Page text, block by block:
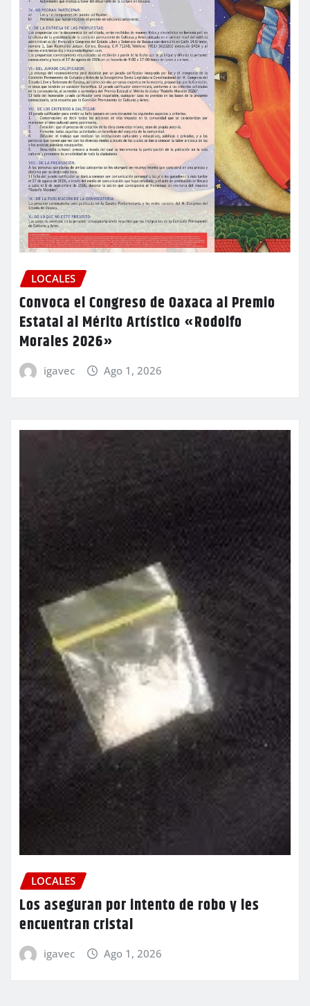
LOCALES
Convoca el Congreso de Oaxaca al Premio
Estatal al Mérito Artístico «Rodolfo
Morales 2026»
igavec Ago 1, 2026
LOCALES
Los aseguran por intento de robo y les
encuentran cristal
igavec Ago 1, 2026